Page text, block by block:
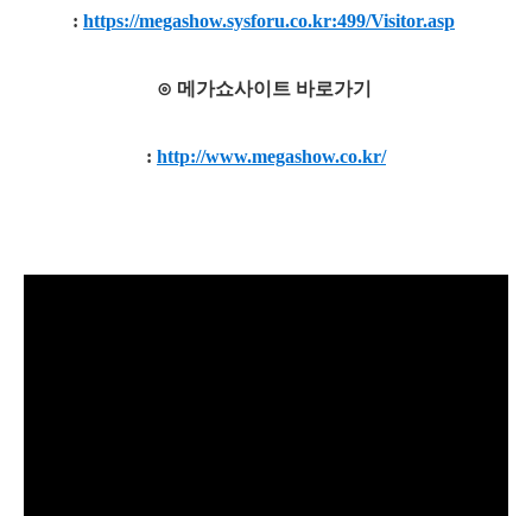
: https://megashow.sysforu.co.kr:499/Visitor.asp
⊙ 메가쇼사이트 바로가기
: http://www.megashow.co.kr/